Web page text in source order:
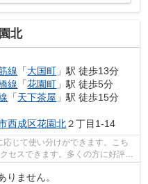
北
線 「大国町 」駅 徒歩13分
線 「花園町 」駅 徒歩5分
「天下茶屋 」駅 徒歩15分
西成区花園北２丁目1-14
じて使い分けができます。こち
セスできます。多くの方に好評
りません。